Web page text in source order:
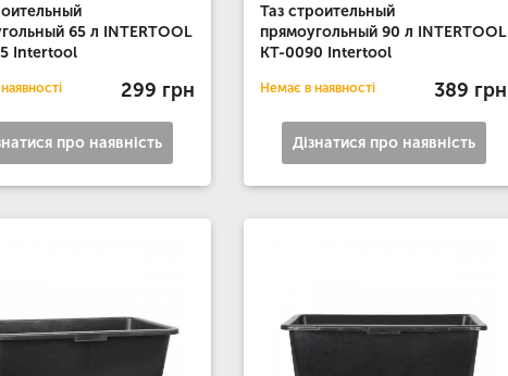
65 л INTERTOOL
Intertool
299 грн
про наявність
Таз строительный
прямоугольный 90 л INTERTOOL
KT-0090 Intertool
Немає в наявності 389 грн
Дізнатися про наявність